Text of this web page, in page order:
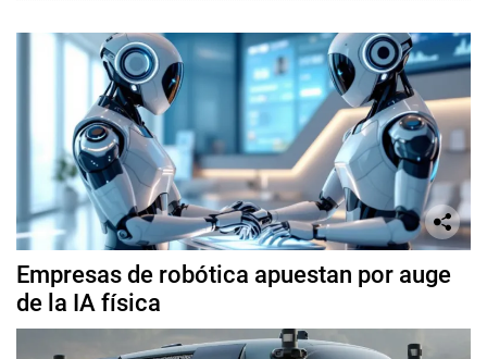
Empresas de robótica apuestan por auge
de la IA física